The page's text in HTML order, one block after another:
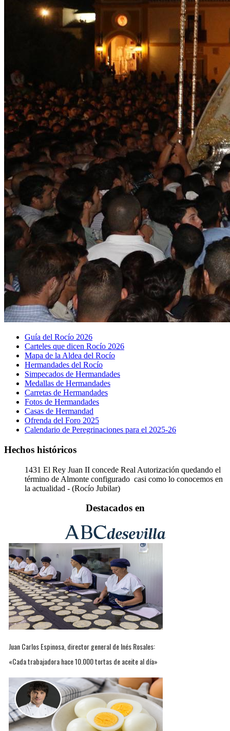
Guía del Rocío 2026
Carteles que dicen Rocío 2026
Mapa de la Aldea del Rocío
Hermandades del Rocío
Simpecados de Hermandades
Medallas de Hermandades
Carretas de Hermandades
Fotos de Hermandades
Casas de Hermandad
Ofrenda del Foro 2025
Calendario de Peregrinaciones para el 2025-26
Hechos históricos
1431 El Rey Juan II concede Real Autorización quedando el
término de Almonte configurado casi como lo conocemos en
la actualidad - (Rocío Jubilar)
Destacados en
Juan Carlos Espinosa, director general de Inés Rosales:
«Cada trabajadora hace 10.000 tortas de aceite al día»